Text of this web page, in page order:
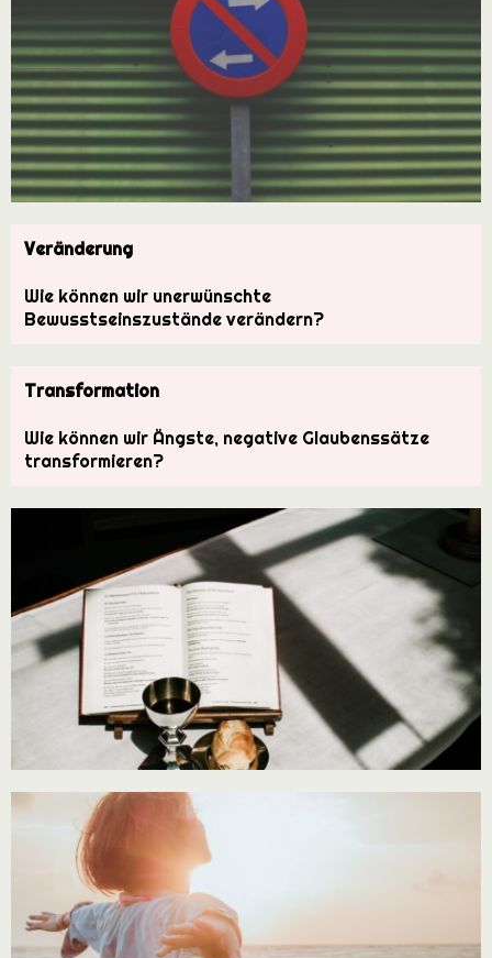
Veränderung
Wie können wir unerwünschte
Bewusstseinszustände verändern?
Transformation
Wie können wir Ängste, negative Glaubenssätze
transformieren?